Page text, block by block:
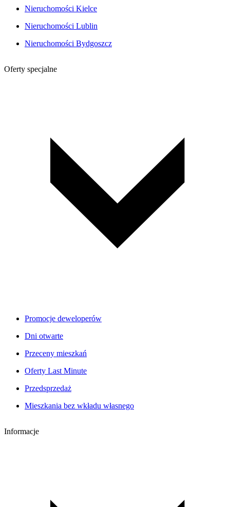
Nieruchomości Kielce
Nieruchomości Lublin
Nieruchomości Bydgoszcz
Oferty specjalne
Promocje deweloperów
Dni otwarte
Przeceny mieszkań
Oferty Last Minute
Przedsprzedaż
Mieszkania bez wkładu własnego
Informacje